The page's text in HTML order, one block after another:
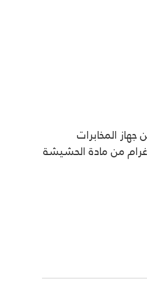
المخابرات
في تصريح انه تم ضبط أربعة كيلو غرام من المواد المخدرة 2 كيلو غرام من مادة الكرستال و2 كيلو غرام من مادة الحشيشة